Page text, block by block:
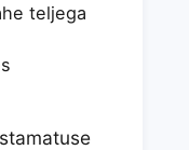
teljega